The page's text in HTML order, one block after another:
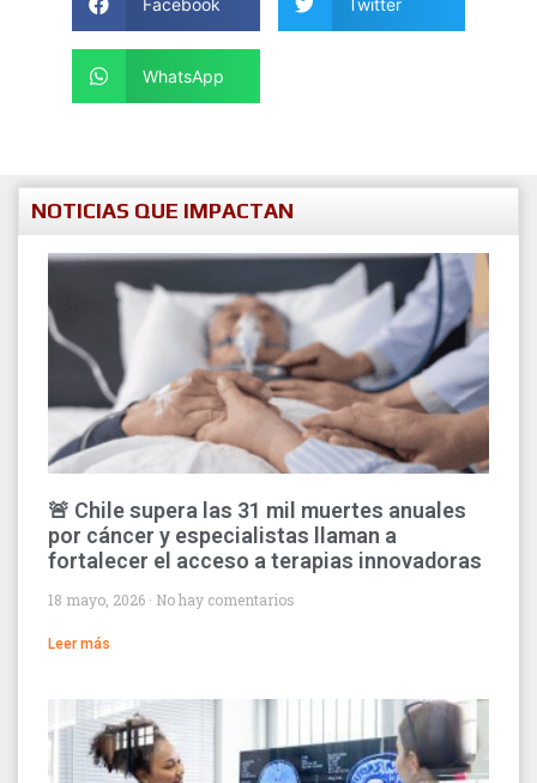
WhatsApp
NOTICIAS QUE IMPACTAN
🚨 Chile supera las 31 mil muertes anuales
por cáncer y especialistas llaman a
fortalecer el acceso a terapias innovadoras
18 mayo, 2026 No hay comentarios
Leer más